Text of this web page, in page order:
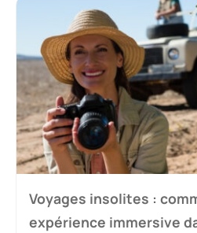
Voyages insolites :
expérience immersive